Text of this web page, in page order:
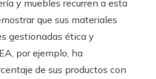
y muebles recurren a esta
que sus materiales
gestionadas ética y
por ejemplo, ha
de sus productos con